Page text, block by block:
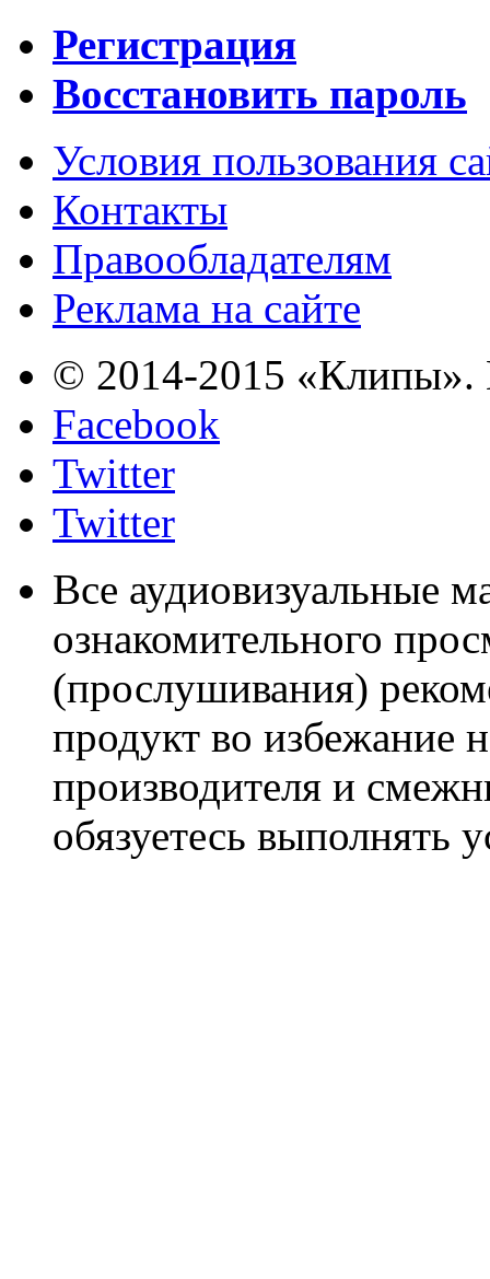
Регистрация
Восстановить пароль
Условия пользования
Контакты
Правообладателям
Реклама на сайте
© 2014-2015 «Клипы».
Facebook
Twitter
Twitter
Все аудиовизуальные
ознакомительного
(прослушивания)
продукт во избежание
производителя и
обязуетесь выполнять